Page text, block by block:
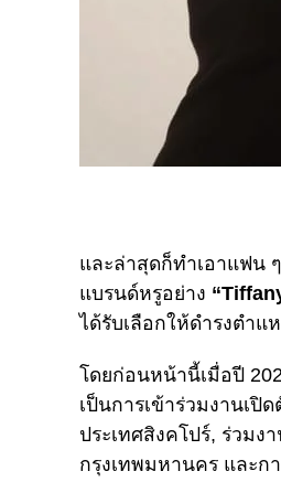
และล่าสุดก็ทำเอาแฟน
แบรนด์หรูอย่าง
ได้รับเลือกให้ดำรงตำแ
โดยก่อนหน้านี้เมื่อปี
เป็นการเข้าร่วมงานเปิ
ประเทศสิงคโปร์, ร่วมง
กรุงเทพมหานคร และก